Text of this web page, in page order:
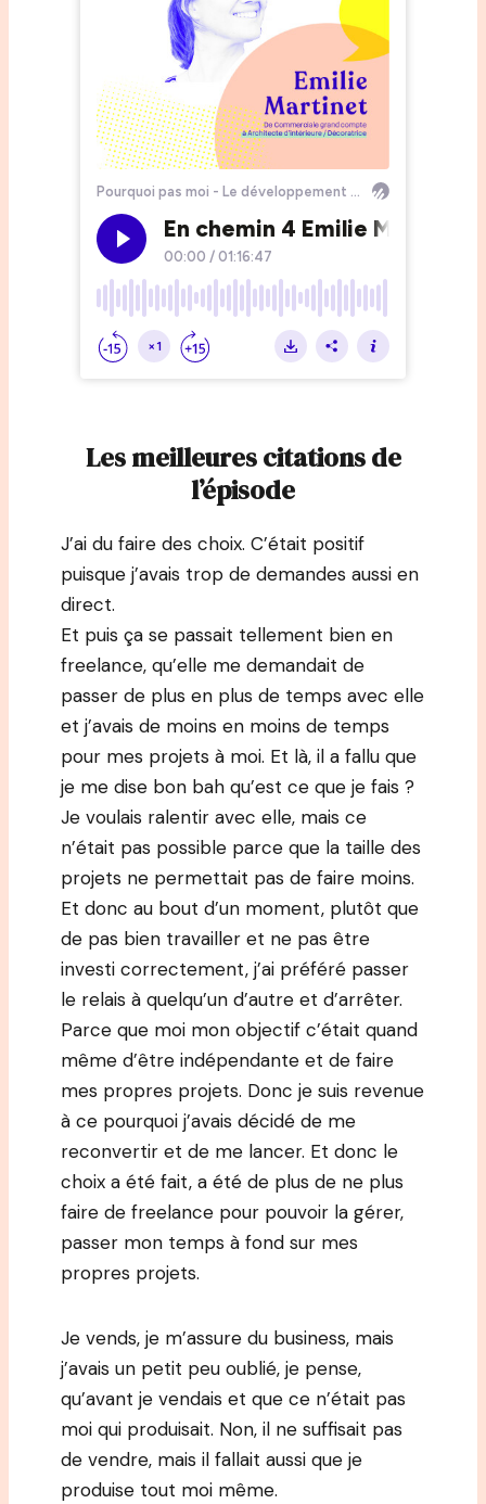
Les meilleures citations de
l’épisode
J’ai du faire des choix. C’était positif
puisque j’avais trop de demandes aussi en
direct.
Et puis ça se passait tellement bien en
freelance, qu’elle me demandait de
passer de plus en plus de temps avec elle
et j’avais de moins en moins de temps
pour mes projets à moi. Et là, il a fallu que
je me dise bon bah qu’est ce que je fais ?
Je voulais ralentir avec elle, mais ce
n’était pas possible parce que la taille des
projets ne permettait pas de faire moins.
Et donc au bout d’un moment, plutôt que
de pas bien travailler et ne pas être
investi correctement, j’ai préféré passer
le relais à quelqu’un d’autre et d’arrêter.
Parce que moi mon objectif c’était quand
même d’être indépendante et de faire
mes propres projets. Donc je suis revenue
à ce pourquoi j’avais décidé de me
reconvertir et de me lancer. Et donc le
choix a été fait, a été de plus de ne plus
faire de freelance pour pouvoir la gérer,
passer mon temps à fond sur mes
propres projets.
Je vends, je m’assure du business, mais
j’avais un petit peu oublié, je pense,
qu’avant je vendais et que ce n’était pas
moi qui produisait. Non, il ne suffisait pas
de vendre, mais il fallait aussi que je
produise tout moi même.